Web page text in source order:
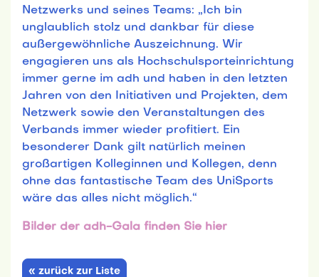
Netzwerks und seines Teams: „Ich bin
unglaublich stolz und dankbar für diese
außergewöhnliche Auszeichnung. Wir
engagieren uns als Hochschulsporteinrichtung
immer gerne im adh und haben in den letzten
Jahren von den Initiativen und Projekten, dem
Netzwerk sowie den Veranstaltungen des
Verbands immer wieder profitiert. Ein
besonderer Dank gilt natürlich meinen
großartigen Kolleginnen und Kollegen, denn
ohne das fantastische Team des UniSports
wäre das alles nicht möglich.“
Bilder der adh-Gala finden Sie hier
« zurück zur Liste